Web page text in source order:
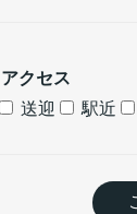
アクセス
送迎
駅近